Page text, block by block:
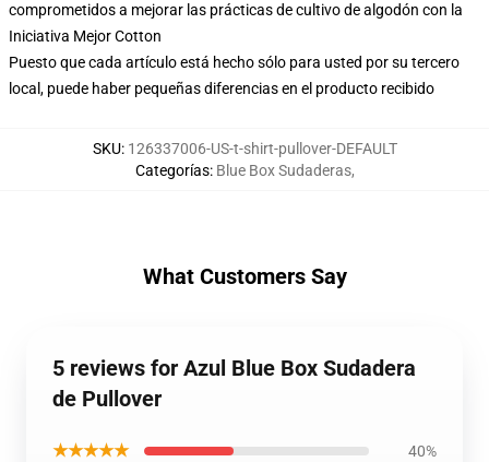
comprometidos a mejorar las prácticas de cultivo de algodón con la
Iniciativa Mejor Cotton
Puesto que cada artículo está hecho sólo para usted por su tercero
local, puede haber pequeñas diferencias en el producto recibido
SKU: 126337006-US-t-shirt-pullover-DEFAULT
Categorías: Blue Box Sudaderas,
What Customers Say
5 reviews for Azul Blue Box Sudadera
de Pullover
★★★★★ 40%